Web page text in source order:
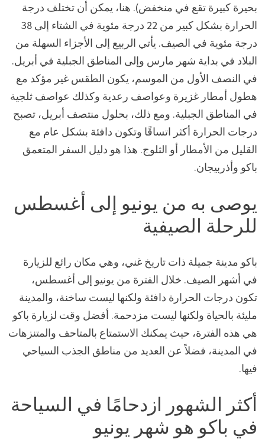
بحيرة كبيرة تقع في منخفض). هنا، يمكن أن تختلف درجة
الحرارة بشكل كبير من 22 درجة مئوية في الشتاء إلى 38
درجة مئوية في الصيف. يأتي الربيع إلى الأجزاء السهلة من
البلاد في بداية شهر مارس وإلى المناطق الجبلية في أبريل.
في النصف الأول من الموسم، يكون الطقس غير مؤكد مع
هطول أمطار غزيرة وعواصف رعدية وكذلك عواصف ثلجية
في المناطق الجبلية. ومع ذلك، بحلول منتصف أبريل، تصبح
درجات الحرارة أكثر اتساقًا وتكون دافئة بشكل عام مع
القليل من الأمطار أو الثلوج. هذا هو دليل السفر المتعمق
باكو وأذربيجان.
يوصى به من يونيو إلى أغسطس
للرحلة الصيفية
باكو مدينة جميلة ذات تاريخ غني، وهي مكان رائع للزيارة
في أشهر الصيف. خلال الفترة من يونيو إلى أغسطس،
تكون درجات الحرارة دافئة ولكنها ليست ساخنة، والمدينة
مليئة بالحياة ولكنها ليست مزدحمة. أفضل وقت لزيارة باكو
هي هذه الفترة، حيث يمكنك الاستمتاع بالمتاحف والمتنزهات
في المدينة، فضلاً عن العديد من مناطق الجذب السياحي
فيها.
أكثر الشهور ازدحامًا في السياحة
في باكو هو شهر يونيو